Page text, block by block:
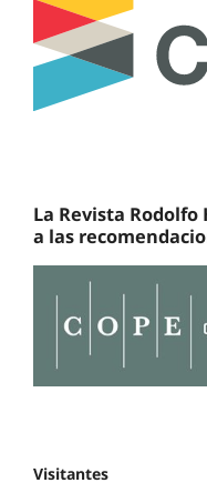
La Revista
a las
Visitantes